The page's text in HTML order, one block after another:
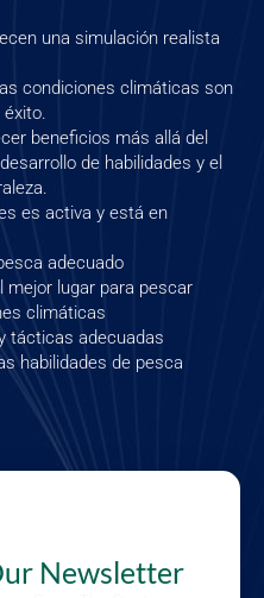
una simulación realista
condiciones climáticas son
beneficios más allá del
de habilidades y el
es activa y está en
adecuado
mejor lugar para pescar
climáticas
tácticas adecuadas
habilidades de pesca
Newsletter